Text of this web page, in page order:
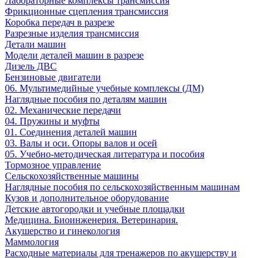
Фрикционные сцепления трансмиссия
Коробка передач в разрезе
Разрезные изделия трансмиссия
Детали машин
Модели деталей машин в разрезе
Дизель ДВС
Бензиновые двигатели
06. Мультимедийные учебные комплексы (ДМ)
Наглядные пособия по деталям машин
02. Механические передачи
04. Пружины и муфты
01. Соединения деталей машин
03. Валы и оси. Опоры валов и осей
05. Учебно-методическая литература и пособия
Тормозное управление
Сельскохозяйственные машины
Наглядные пособия по сельскохозяйственным машинам
Кузов и дополнительное оборудование
Детские автогородки и учебные площадки
Медицина. Биоинженерия. Ветеринария.
Акушерство и гинекология
Маммология
Расходные материалы для тренажеров по акушерству и